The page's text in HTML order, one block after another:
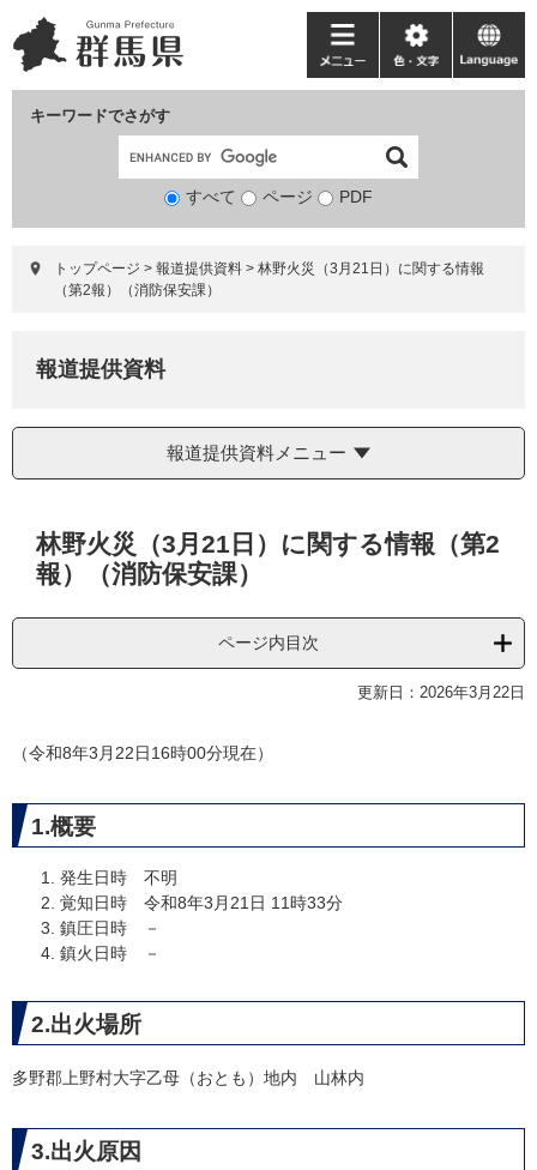
ー
ジ
ニ
ュ
て
キーワードでさがす
検
象
すべて ページ PDF
メ
ニ
ー
色・
文
language
トップページ > 報道提供資料 > 林野火災（3月21日）に関する情報
（第2報）（消防保安課）
報道提供資料
報道提供資料メニュー
林野火災（3月21日）に関する情報（第2
報）（消防保安課）
ページ内目次
更新日：2026年3月22日
（令和8年3月22日16時00分現在）
1.概要
発生日時 不明
覚知日時 令和8年3月21日 11時33分
鎮圧日時 －
鎮火日時 －
2.出火場所
多野郡上野村大字乙母（おとも）地内 山林内
3.出火原因